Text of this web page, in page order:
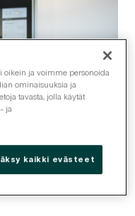
oikein ja voimme personoida
ominaisuuksia ja
tavasta, jolla käytät
ja
kaikki evästeet